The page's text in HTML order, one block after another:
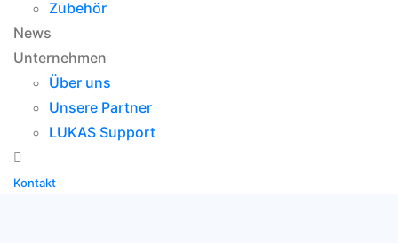
Zubehör
News
Unternehmen
Über uns
Unsere Partner
LUKAS Support
Kontakt